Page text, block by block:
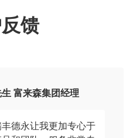
馈
生 富来森集团经理
丰德永让我更加专心于